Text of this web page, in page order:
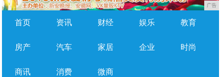
广告
首页 资讯 财经 娱乐 教育
房产 汽车 家居 企业 时尚
商讯 消费 微商